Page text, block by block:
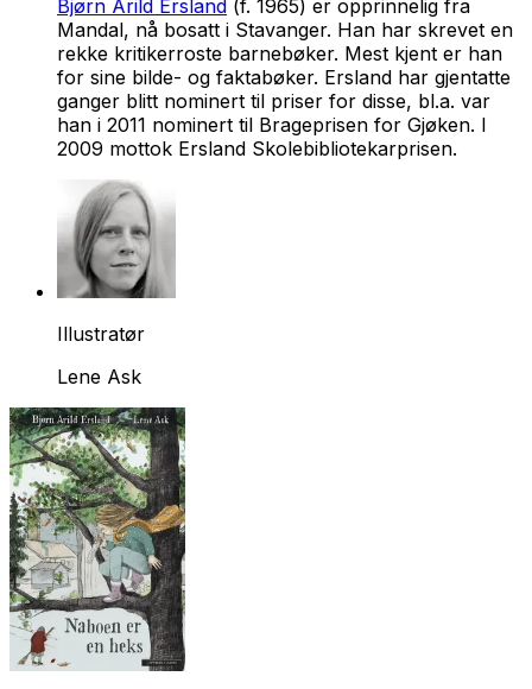
Bjørn Arild Ersland (f. 1965) er opprinnelig fra
Mandal, nå bosatt i Stavanger. Han har skrevet en
rekke kritikerroste barnebøker. Mest kjent er han
for sine bilde- og faktabøker. Ersland har gjentatte
ganger blitt nominert til priser for disse, bl.a. var
han i 2011 nominert til Brageprisen for Gjøken. I
2009 mottok Ersland Skolebibliotekarprisen.
Illustratør
Lene Ask